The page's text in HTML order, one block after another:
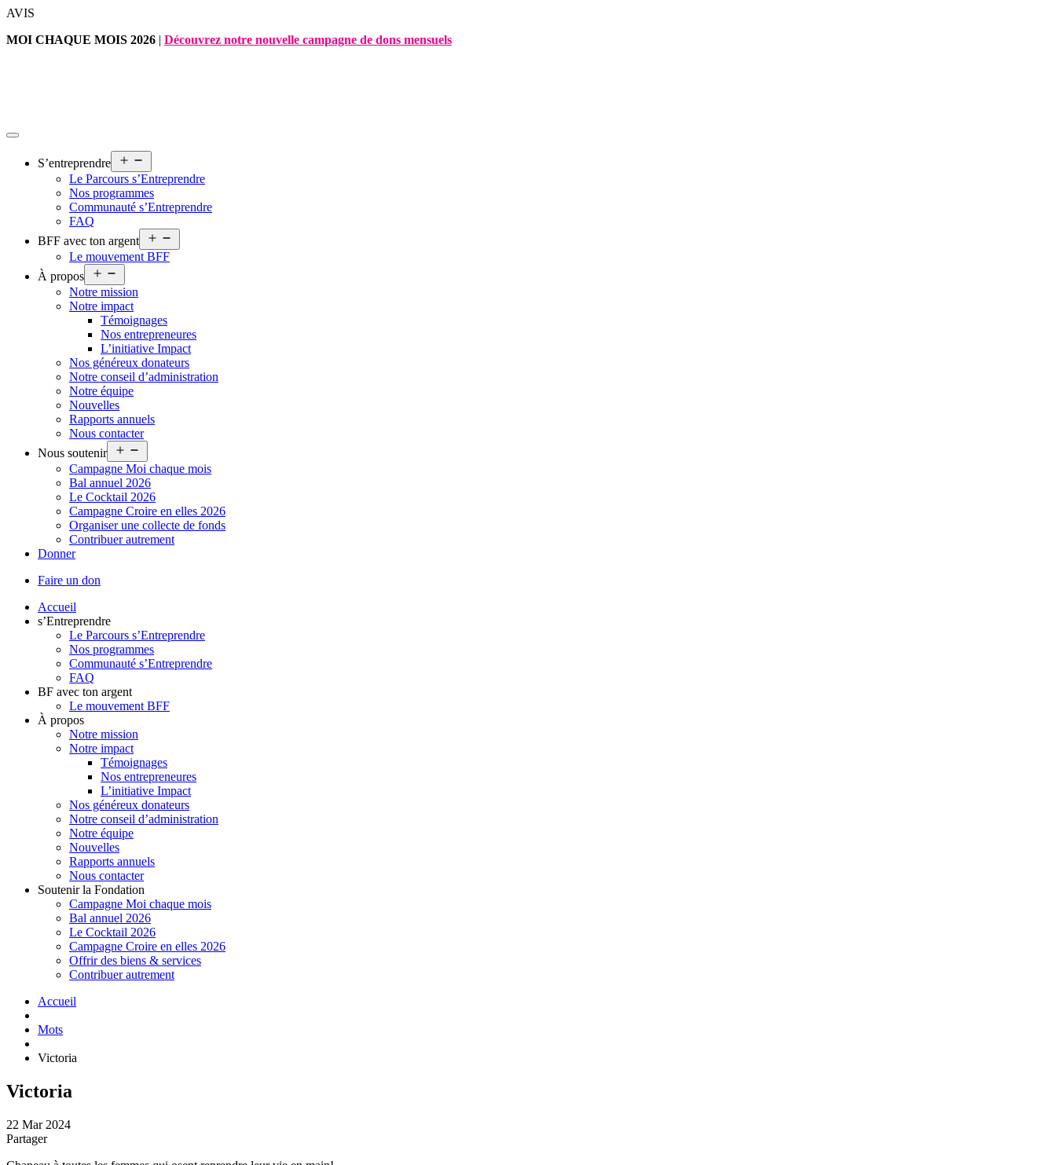
Aller
contenu
AVIS
MOI CHAQUE MOIS 2026 | Découvrez notre nouvelle campagne de dons mensuels
S’entreprendre
le
menu
Le Parcours s’Entreprendre
Nos programmes
Communauté s’Entreprendre
FAQ
BFF avec ton argent
le
Le mouvement BFF
À propos
le
menu
Notre mission
Notre impact
Témoignages
Nos entrepreneures
L’initiative Impact
Nos généreux donateurs
Notre conseil d’administration
Notre équipe
Nouvelles
Rapports annuels
Nous contacter
Nous soutenir
le
menu
Campagne Moi chaque mois
Bal annuel 2026
Le Cocktail 2026
Campagne Croire en elles 2026
Organiser une collecte de fonds
Contribuer autrement
Donner
Faire un don
Accueil
s’Entreprendre
Le Parcours s’Entreprendre
Nos programmes
Communauté s’Entreprendre
FAQ
BF avec ton argent
Le mouvement BFF
À propos
Notre mission
Notre impact
Témoignages
Nos entrepreneures
L’initiative Impact
Nos généreux donateurs
Notre conseil d’administration
Notre équipe
Nouvelles
Rapports annuels
Nous contacter
Soutenir la Fondation
Campagne Moi chaque mois
Bal annuel 2026
Le Cocktail 2026
Campagne Croire en elles 2026
Offrir des biens & services
Contribuer autrement
Accueil
Mots
Victoria
Victoria
22 Mar 2024
Partager